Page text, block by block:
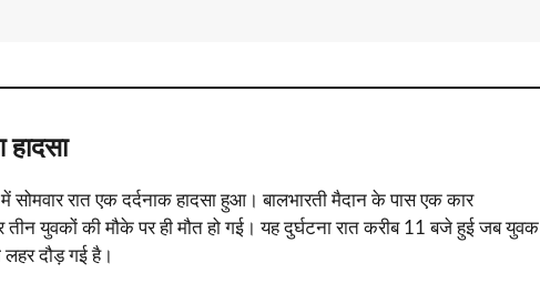
हादसा
सोमवार रात एक दर्दनाक हादसा हुआ। बालभारती मैदान के पास एक कार
युवकों की मौके पर ही मौत हो गई। यह दुर्घटना रात करीब 11 बजे हुई जब युवक
दौड़ गई है।